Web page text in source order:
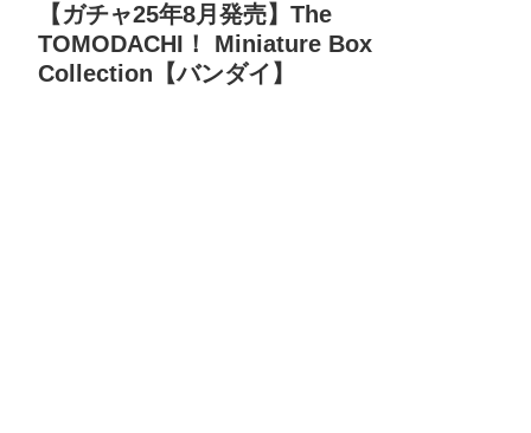
【ガチャ25年8月発売】The
TOMODACHI！ Miniature Box
Collection【バンダイ】